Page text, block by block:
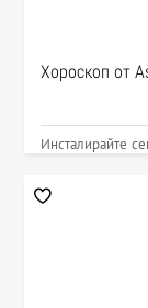
Хороскоп от
Инсталирайте